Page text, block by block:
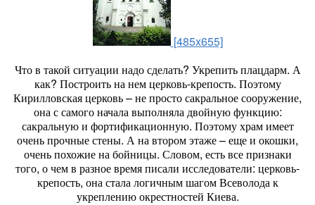
[485x655]
Что в такой ситуации надо сделать? Укрепить плацдарм. А
как? Построить на нем церковь-крепость. Поэтому
Кирилловская церковь – не просто сакральное сооружение,
она с самого начала выполняла двойную функцию:
сакральную и фортификационную. Поэтому храм имеет
очень прочные стены. А на втором этаже – еще и окошки,
очень похожие на бойницы. Словом, есть все признаки
того, о чем в разное время писали исследователи: церковь-
крепость, она стала логичным шагом Всеволода к
укреплению окрестностей Киева.